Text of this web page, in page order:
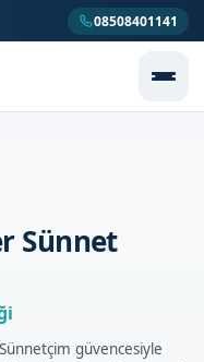
08508401141
Sünnet
güvencesiyle